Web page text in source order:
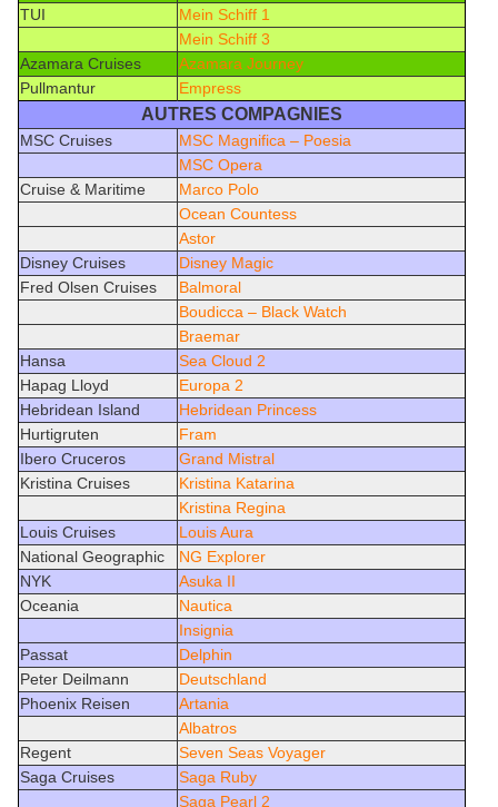
TUI
Mein Schiff 1
Mein Schiff 3
Azamara Cruises
Azamara Journey
Pullmantur
Empress
AUTRES COMPAGNIES
MSC Cruises
MSC Magnifica – Poesia
MSC Opera
Cruise & Maritime
Marco Polo
Ocean Countess
Astor
Disney Cruises
Disney Magic
Fred Olsen Cruises
Balmoral
Boudicca – Black Watch
Braemar
Hansa
Sea Cloud 2
Hapag Lloyd
Europa 2
Hebridean Island
Hebridean Princess
Hurtigruten
Fram
Ibero Cruceros
Grand Mistral
Kristina Cruises
Kristina Katarina
Kristina Regina
Louis Cruises
Louis Aura
National Geographic
NG Explorer
NYK
Asuka II
Oceania
Nautica
Insignia
Passat
Delphin
Peter Deilmann
Deutschland
Phoenix Reisen
Artania
Albatros
Regent
Seven Seas Voyager
Saga Cruises
Saga Ruby
Saga Pearl 2